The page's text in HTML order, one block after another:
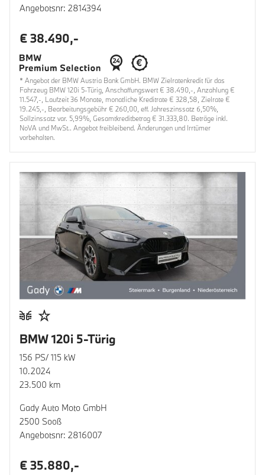
Angebotsnr: 2814394
€ 38.490,-
* Angebot der BMW Austria Bank GmbH. BMW Zielratenkredit für das
Fahrzeug BMW 120i 5-Türig, Anschaffungswert € 38.490,-, Anzahlung €
11.547,-, Laufzeit 36 Monate, monatliche Kreditrate € 328,58, Zielrate €
19.245,-, Bearbeitungsgebühr € 260,00, eff. Jahreszinssatz 6,50%,
Sollzinssatz var. 5,99%, Gesamtkreditbetrag € 31.333,80. Beträge inkl.
NoVA und MwSt.. Angebot freibleibend. Änderungen und Irrtümer
vorbehalten.
BMW 120i 5-Türig
156 PS/ 115 kW
10.2024
23.500 km
Gady Auto Moto GmbH
2500 Sooß
Angebotsnr: 2816007
€ 35.880,-